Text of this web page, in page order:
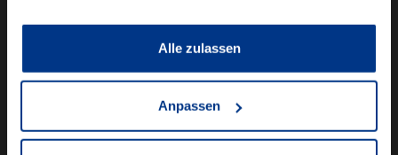
Alle zulassen
Anpassen
News & Events
Ausbildung